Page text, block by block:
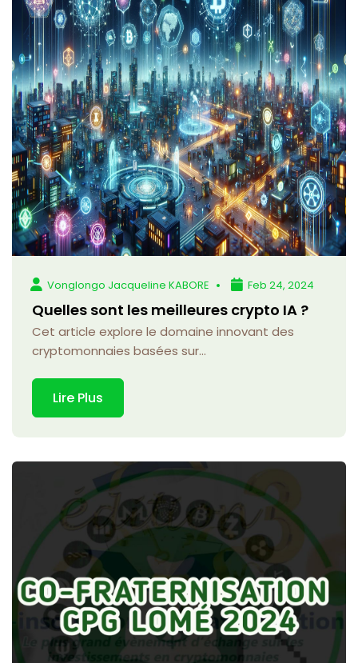
Vonglongo Jacqueline KABORE Feb 24, 2024
Quelles sont les meilleures crypto IA ?
Cet article explore le domaine innovant des
cryptomonnaies basées sur...
Lire Plus